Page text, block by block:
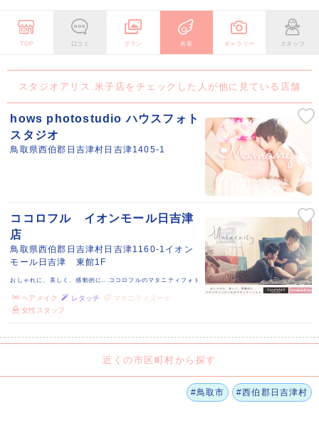
TOP 口コミ プラン 衣装 ギャラリー スタッフ
スタジオアリス 米子店をチェックした人が他に見ている店舗
hows photostudio ハウスフォト
スタジオ
鳥取県西伯郡日吉津村日吉津1405-1
ココロフル イオンモール日吉津
店
鳥取県西伯郡日吉津村日吉津1160-1イオン
モール日吉津 東館1F
おしゃれに、美しく、感動的に...ココロフルのマタニティフォト
ヘアメイク レタッチ
マタニティヌード
女性スタッフ
近くの市区町村から探す
#鳥取市 #西伯郡日吉津村